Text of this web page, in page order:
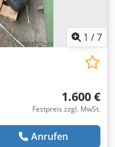
1 /7
1.600 €
Festpreis zzgl. MwSt.
Anrufen